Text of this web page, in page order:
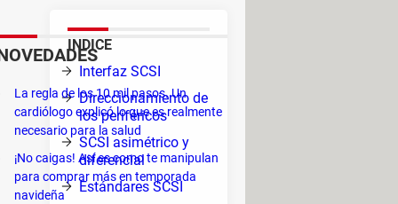
ÍNDICE
Interfaz SCSI
Direccionamiento de
los periféricos
SCSI asimétrico y
diferencial
Estándares SCSI
que
La regla de los 10 mil pasos. Un
cardiólogo explicó lo que es realmente
necesario para la salud
¡No caigas! Así es como te manipulan
para comprar más en temporada
navideña